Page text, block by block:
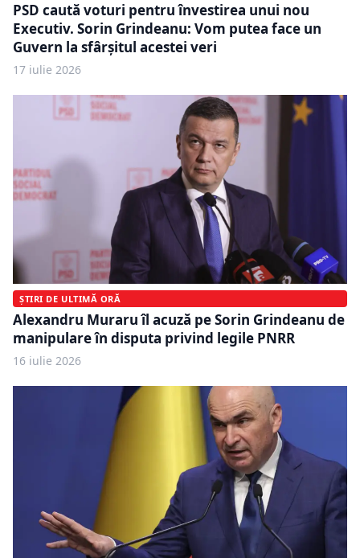
PSD caută voturi pentru învestirea unui nou
Executiv. Sorin Grindeanu: Vom putea face un
Guvern la sfârșitul acestei veri
17 iulie 2026
ȘTIRI DE ULTIMĂ ORĂ
Alexandru Muraru îl acuză pe Sorin Grindeanu de
manipulare în disputa privind legile PNRR
16 iulie 2026